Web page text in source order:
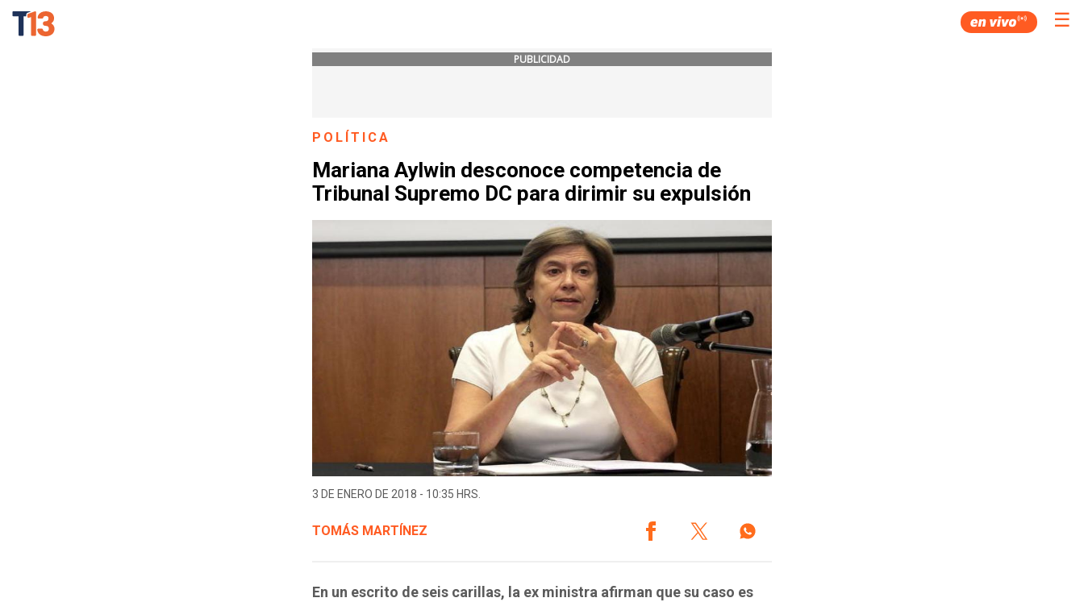
☰
PUBLICIDAD
POLÍTICA
Mariana Aylwin desconoce competencia de
Tribunal Supremo DC para dirimir su expulsión
3 DE ENERO DE 2018 - 10:35 HRS.
TOMÁS MARTÍNEZ
En un escrito de seis carillas, la ex ministra afirman que su caso es